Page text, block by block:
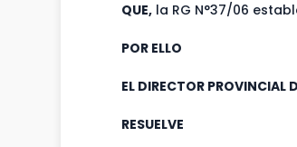
QUE, la RG N°37/06
POR ELLO
EL DIRECTOR PROVINCIAL
RESUELVE